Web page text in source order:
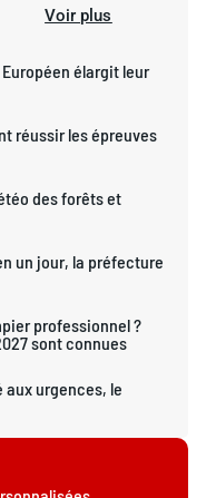
Voir plus
élargit leur
réussir les épreuves
des forêts et
un jour, la préfecture
professionnel ?
sont connues
aux urgences, le